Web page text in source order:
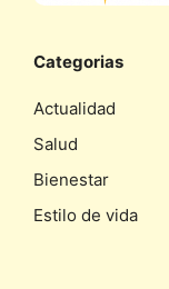
Categorias
Actualidad
Salud
Bienestar
Estilo de vida